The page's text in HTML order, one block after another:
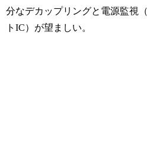
分なデカップリングと電源監視
トIC）が望ましい。